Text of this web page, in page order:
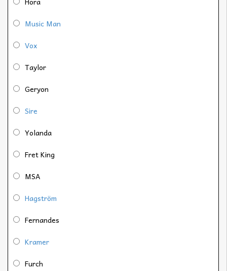
Music Man
Vox
Taylor
Geryon
Sire
Yolanda
Fret King
MSA
Hagström
Fernandes
Kramer
Furch